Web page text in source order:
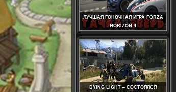
ЛУЧШАЯ ГОНОЧНАЯ ИГРА FORZA
HORIZON 4
DYING LIGHT – СОСТОЯЛСЯ